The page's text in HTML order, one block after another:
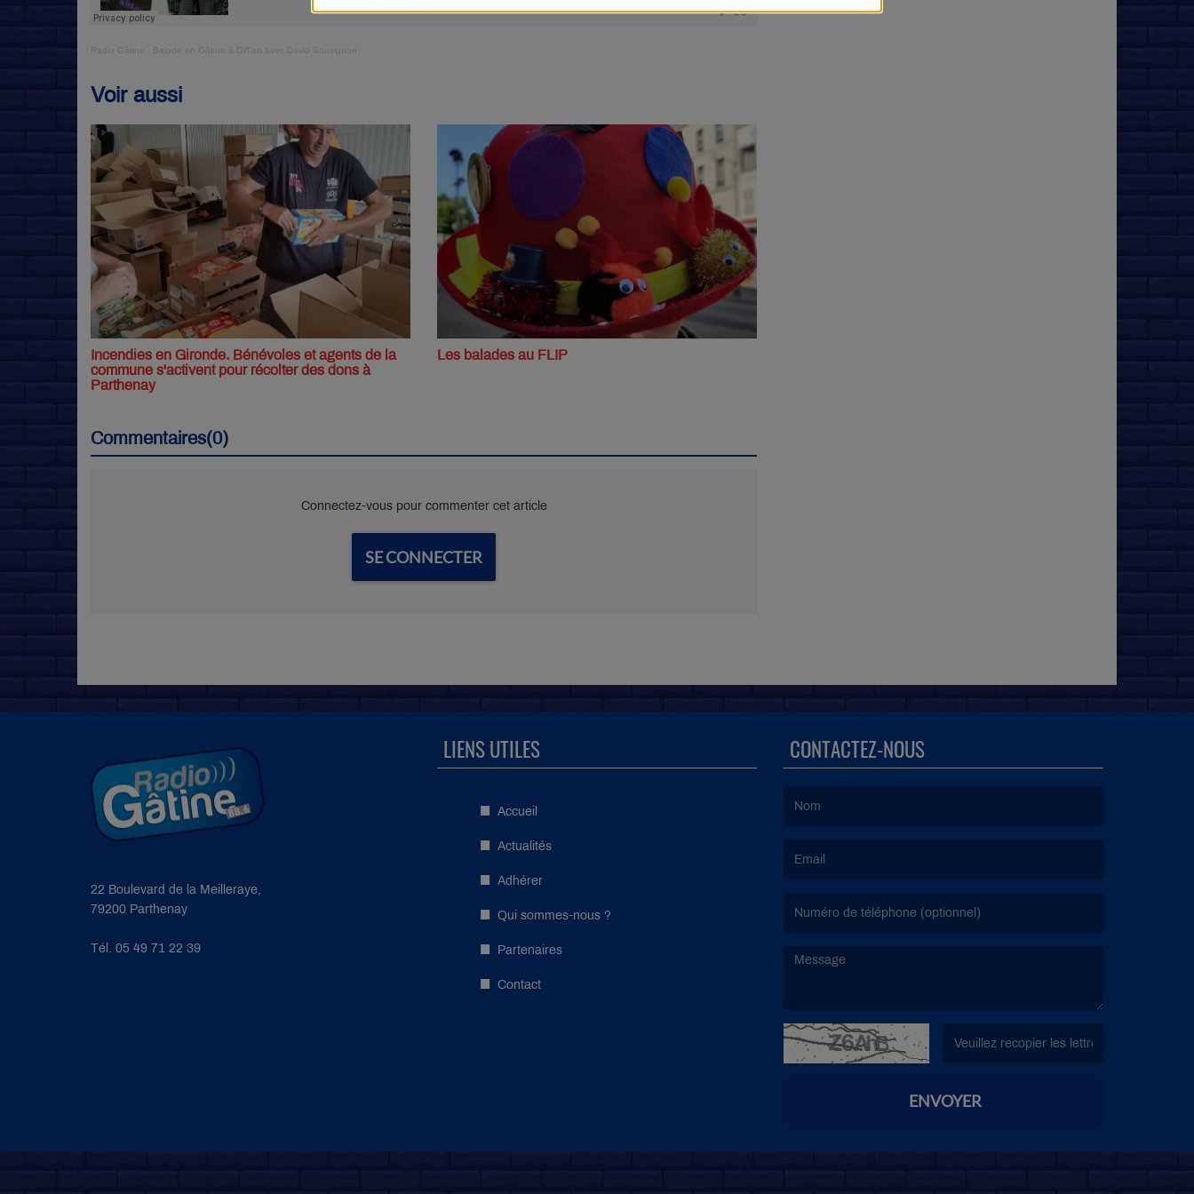
Radio Gâtine Balade en Gâtine à Diff'art avec David Sauvignon
Voir aussi
Incendies en Gironde. Bénévoles et agents de la
commune s'activent pour récolter des dons à
Parthenay
Les balades au FLIP
Commentaires(0)
Connectez-vous pour commenter cet article
SE CONNECTER
22 Boulevard de la Meilleraye,
79200 Parthenay
Tél. 05 49 71 22 39
LIENS UTILES
Accueil
Actualités
Adhérer
Qui sommes-nous ?
Partenaires
Contact
CONTACTEZ-NOUS
ENVOYER